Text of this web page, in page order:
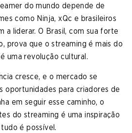
do mundo depende de
como Ninja, xQc e brasileiros
a liderar. O Brasil, com sua forte
prova que o streaming é mais do
uma revolução cultural.
cresce, e o mercado se
oportunidades para criadores de
em seguir esse caminho, o
do streaming é uma inspiração
é possível.